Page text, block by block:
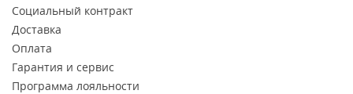
Социальный контракт
Доставка
Оплата
Гарантия и сервис
Программа лояльности